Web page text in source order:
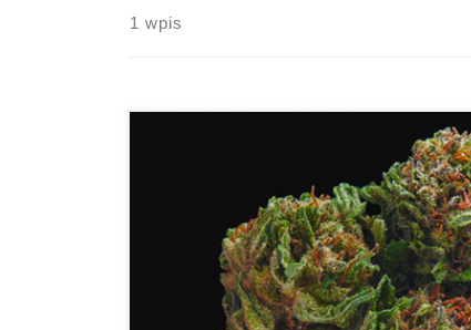
1 wpis
Wcale nie musisz się martwić jeśli twoja
mamy dla ciebie kilka najlepszych wskazówek na
stanu. NAWODNIENIE Kiedy marihuana jest
niepożądanych cech. Palenie staje się trudne;